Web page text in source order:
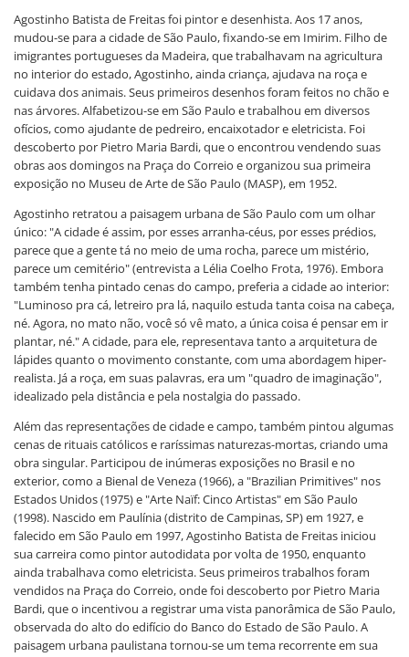
Agostinho Batista de Freitas foi pintor e desenhista. Aos 17 anos,
mudou-se para a cidade de São Paulo, fixando-se em Imirim. Filho de
imigrantes portugueses da Madeira, que trabalhavam na agricultura
no interior do estado, Agostinho, ainda criança, ajudava na roça e
cuidava dos animais. Seus primeiros desenhos foram feitos no chão e
nas árvores. Alfabetizou-se em São Paulo e trabalhou em diversos
ofícios, como ajudante de pedreiro, encaixotador e eletricista. Foi
descoberto por Pietro Maria Bardi, que o encontrou vendendo suas
obras aos domingos na Praça do Correio e organizou sua primeira
exposição no Museu de Arte de São Paulo (MASP), em 1952.
Agostinho retratou a paisagem urbana de São Paulo com um olhar
único: "A cidade é assim, por esses arranha-céus, por esses prédios,
parece que a gente tá no meio de uma rocha, parece um mistério,
parece um cemitério" (entrevista a Lélia Coelho Frota, 1976). Embora
também tenha pintado cenas do campo, preferia a cidade ao interior:
"Luminoso pra cá, letreiro pra lá, naquilo estuda tanta coisa na cabeça,
né. Agora, no mato não, você só vê mato, a única coisa é pensar em ir
plantar, né." A cidade, para ele, representava tanto a arquitetura de
lápides quanto o movimento constante, com uma abordagem hiper-
realista. Já a roça, em suas palavras, era um "quadro de imaginação",
idealizado pela distância e pela nostalgia do passado.
Além das representações de cidade e campo, também pintou algumas
cenas de rituais católicos e raríssimas naturezas-mortas, criando uma
obra singular. Participou de inúmeras exposições no Brasil e no
exterior, como a Bienal de Veneza (1966), a "Brazilian Primitives" nos
Estados Unidos (1975) e "Arte Naïf: Cinco Artistas" em São Paulo
(1998). Nascido em Paulínia (distrito de Campinas, SP) em 1927, e
falecido em São Paulo em 1997, Agostinho Batista de Freitas iniciou
sua carreira como pintor autodidata por volta de 1950, enquanto
ainda trabalhava como eletricista. Seus primeiros trabalhos foram
vendidos na Praça do Correio, onde foi descoberto por Pietro Maria
Bardi, que o incentivou a registrar uma vista panorâmica de São Paulo,
observada do alto do edifício do Banco do Estado de São Paulo. A
paisagem urbana paulistana tornou-se um tema recorrente em sua